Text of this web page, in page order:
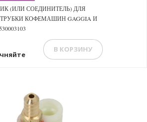
(ИЛИ СОЕДИНИТЕЛЬ) ДЛЯ
КОФЕМАШИН GAGGIA И
В КОРЗИНУ